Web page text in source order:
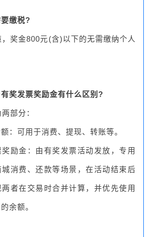
缴税?
奖金800元(含)以下的无需缴纳个人
奖发票奖励金有什么区别?
部分：
：可用于消费、提现、转账等。
励金：由有奖发票活动发放，专用
消费、还款等场景，在活动结束后
两者在交易时合并计算，并优先使用
余额。